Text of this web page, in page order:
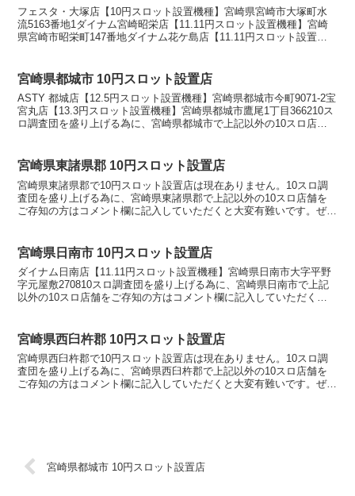
フェスタ・大塚店【10円スロット設置機種】宮崎県宮崎市大塚町水
流5163番地1ダイナム宮崎昭栄店【11.11円スロット設置機種】宮崎
県宮崎市昭栄町147番地ダイナム花ケ島店【11.11円スロット設置機
宮崎県都城市 10円スロット設置店
ASTY 都城店【12.5円スロット設置機種】宮崎県都城市今町9071-2宝
宮丸店【13.3円スロット設置機種】宮崎県都城市鷹尾1丁目366210ス
ロ調査団を盛り上げる為に、宮崎県都城市で上記以外の10スロ店舗
宮崎県東諸県郡 10円スロット設置店
宮崎県東諸県郡で10円スロット設置店は現在ありません。10スロ調
査団を盛り上げる為に、宮崎県東諸県郡で上記以外の10スロ店舗を
ご存知の方はコメント欄に記入していただくと大変有難いです。ぜひ
宮崎県日南市 10円スロット設置店
ダイナム日南店【11.11円スロット設置機種】宮崎県日南市大字平野
字元屋敷270810スロ調査団を盛り上げる為に、宮崎県日南市で上記
以外の10スロ店舗をご存知の方はコメント欄に記入していただくと
宮崎県西臼杵郡 10円スロット設置店
宮崎県西臼杵郡で10円スロット設置店は現在ありません。10スロ調
査団を盛り上げる為に、宮崎県西臼杵郡で上記以外の10スロ店舗を
ご存知の方はコメント欄に記入していただくと大変有難いです。ぜひ
宮崎県都城市 10円スロット設置店